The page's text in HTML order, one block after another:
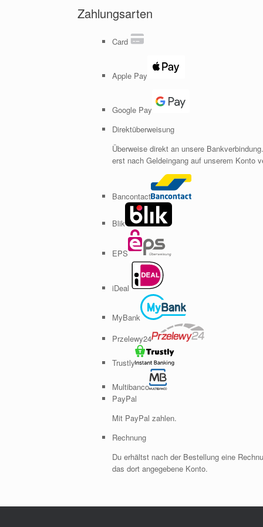
Zahlungsarten
Card
Apple Pay
Google Pay
Direktüberweisung
Überweise direkt an unsere
erst nach Geldeingang auf unserem Konto
Bancontact
Blik
EPS
iDeal
MyBank
Przelewy24
Trustly
Multibanco
PayPal
Mit PayPal zahlen.
Rechnung
Du erhältst nach der Bestellung eine
das dort angegebene Konto.